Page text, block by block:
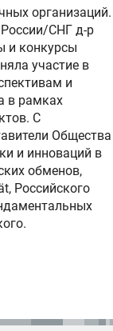
организаций.
России/СНГ д-р
и конкурсы
участие в
и
в рамках
С
Общества
и инноваций в
обменов,
Российского